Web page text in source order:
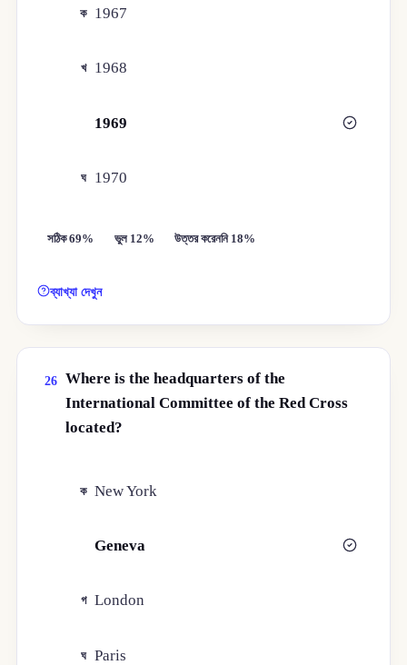
ক 1967
খ 1968
1969
ঘ 1970
সঠিক 69% ভুল 12% উত্তর করেননি 18%
ব্যাখ্যা দেখুন
26 Where is the headquarters of the
International Committee of the Red Cross
located?
ক New York
Geneva
গ London
ঘ Paris